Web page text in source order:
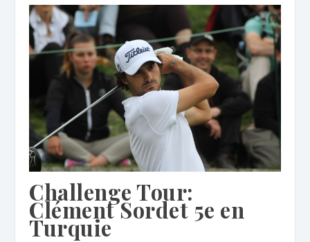
Challenge Tour:
Clément Sordet 5e en
Turquie